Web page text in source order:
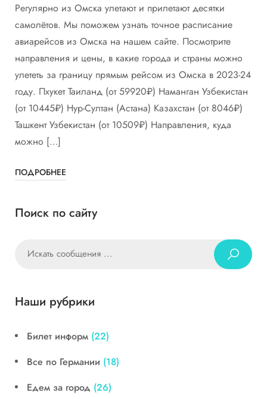
Регулярно из Омска улетают и прилетают десятки
самолётов. Мы поможем узнать точное расписание
авиарейсов из Омска на нашем сайте. Посмотрите
направления и цены, в какие города и страны можно
улететь за границу прямым рейсом из Омска в 2023-24
году. Пхукет Таиланд (от 59920₽) Наманган Узбекистан
(от 10445₽) Нур-Султан (Астана) Казахстан (от 8046₽)
Ташкент Узбекистан (от 10509₽) Направления, куда
можно […]
ПОДРОБНЕЕ
Поиск по сайту
Наши рубрики
Билет информ (22)
Все по Германии (18)
Едем за город (26)